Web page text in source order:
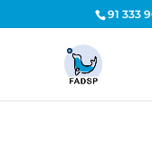
91 333